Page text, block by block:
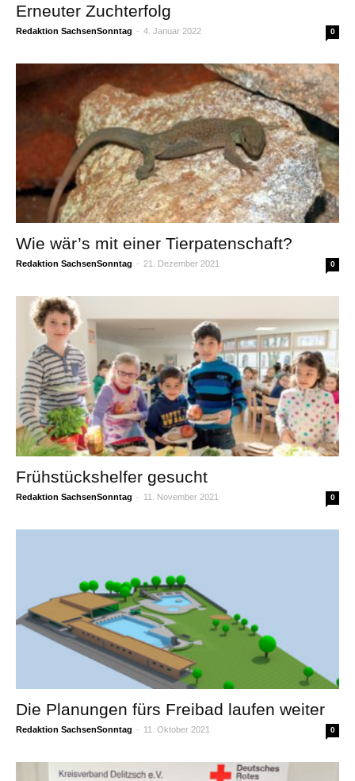
Erneuter Zuchterfolg
Redaktion SachsenSonntag - 4. Januar 2022 0
Wie wär’s mit einer Tierpatenschaft?
Redaktion SachsenSonntag - 21. Dezember 2021 0
Frühstückshelfer gesucht
Redaktion SachsenSonntag - 11. November 2021 0
Die Planungen fürs Freibad laufen weiter
Redaktion SachsenSonntag - 11. Oktober 2021 0